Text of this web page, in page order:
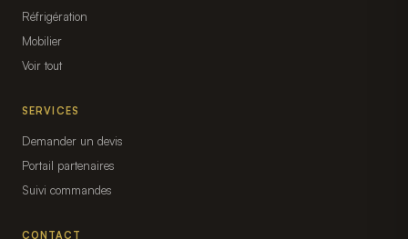
Réfrigération
Mobilier
Voir tout
SERVICES
Demander un devis
Portail partenaires
Suivi commandes
CONTACT